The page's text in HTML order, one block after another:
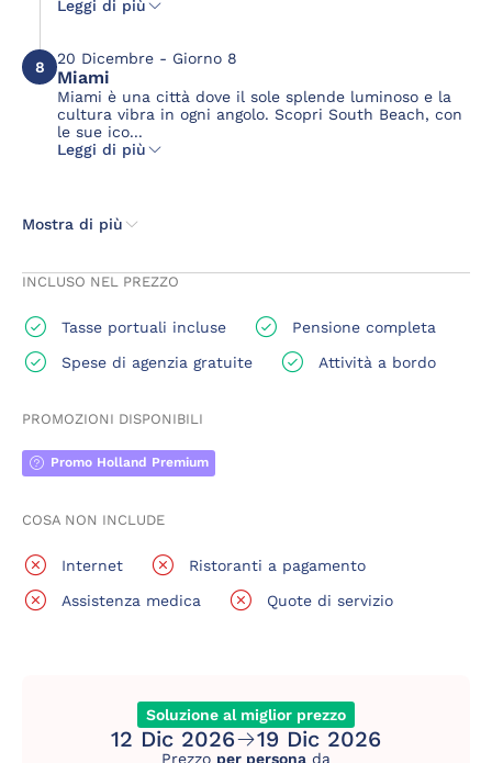
Leggi di più
8 20 Dicembre - Giorno 8
Miami
Miami è una città dove il sole splende luminoso e la
cultura vibra in ogni angolo. Scopri South Beach, con
le sue ico...
Leggi di più
Mostra di più
INCLUSO NEL PREZZO
Tasse portuali incluse
Pensione completa
Spese di agenzia gratuite
Attività a bordo
PROMOZIONI DISPONIBILI
Promo Holland Premium
COSA NON INCLUDE
Internet
Ristoranti a pagamento
Assistenza medica
Quote di servizio
Soluzione al miglior prezzo
12 Dic 2026 19 Dic 2026
Prezzo per persona da